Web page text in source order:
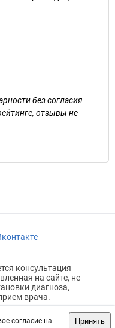
согласие на
Принять
без согласия
отзывы не
консультация
на сайте, не
диагноза,
врача.